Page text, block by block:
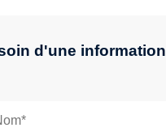
d'une information